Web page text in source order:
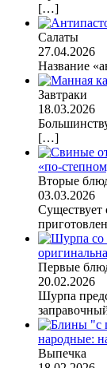
[…]
Салаты
27.04.2026
Название
Завтраки
18.03.2026
[…]
«по-
Вторые
03.03.2026
Существует
Первые
20.02.2026
Шурпа
народные:
Выпечка